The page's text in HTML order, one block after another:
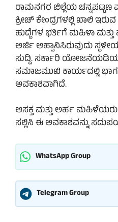
ರಾಮನಗರ ಜಿಲ್ಲೆಯ ಚನ್ನಪಟ್ಟಣ
ಕ್ರೀಚ್ ಕೇಂದ್ರಗಳಲ್ಲಿ ಖಾಲಿ
ಹುದ್ದೆಗಳ ಭರ್ತಿಗೆ ಮಹಿಳಾ
ಅರ್ಜಿ ಆಹ್ವಾನಿಸಿರುವುದು
ಸುದ್ದಿ. ಸರ್ಕಾರಿ
ಸಮಾಜಮುಖಿ ಕಾರ್ಯದಲ್ಲಿ
ಅವಕಾಶವಾಗಿದೆ.
ಆಸಕ್ತ ಮತ್ತು ಅರ್ಹ
ಸಲ್ಲಿಸಿ ಈ ಅವಕಾಶವನ್ನು
WhatsApp Group
Telegram Group